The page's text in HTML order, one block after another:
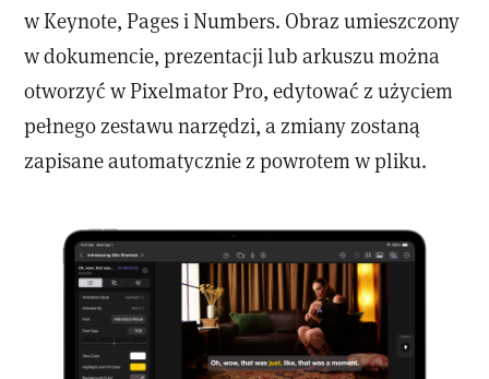
w Keynote, Pages i Numbers. Obraz umieszczony
w dokumencie, prezentacji lub arkuszu można
otworzyć w Pixelmator Pro, edytować z użyciem
pełnego zestawu narzędzi, a zmiany zostaną
zapisane automatycznie z powrotem w pliku.